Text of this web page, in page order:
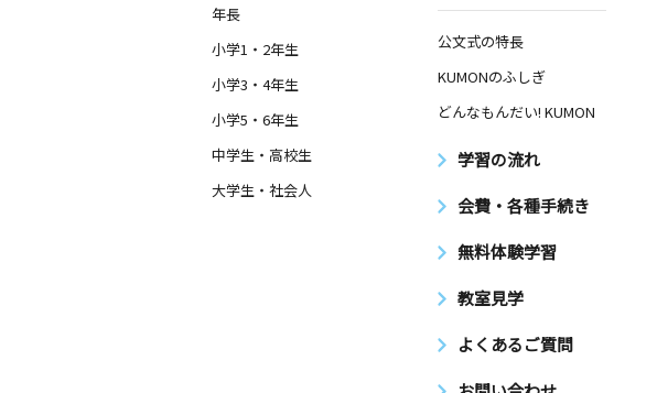
年長
小学1・2年生
小学3・4年生
小学5・6年生
中学生・高校生
大学生・社会人
公文式の特長
KUMONのふしぎ
どんなもんだい! KUMON
学習の流れ
会費・各種手続き
無料体験学習
教室見学
よくあるご質問